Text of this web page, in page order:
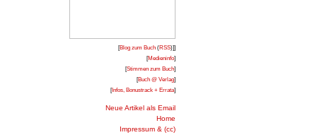
[Blog zum Buch (RSS)]]
[Medieninfo]
[Stimmen zum Buch]
[Buch @ Verlag]
[Infos, Bonustrack + Errata]
Neue Artikel als Email
Home
Impressum & (cc)